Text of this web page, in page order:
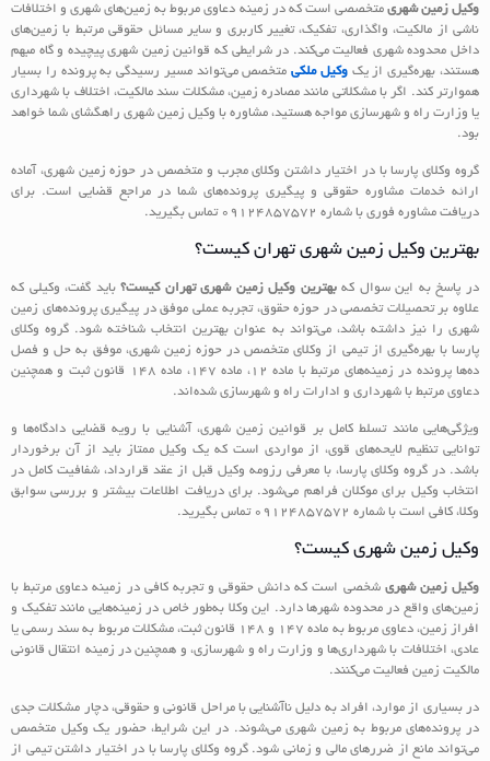
وکیل زمین شهری متخصصی است که در زمینه دعاوی مربوط به زمین‌های شهری و اختلافات
ناشی از مالکیت، واگذاری، تفکیک، تغییر کاربری و سایر مسائل حقوقی مرتبط با زمین‌های
داخل محدوده شهری فعالیت می‌کند. در شرایطی که قوانین زمین شهری پیچیده و گاه مبهم
هستند، بهره‌گیری از یکوکیل ملکیمتخصص می‌تواند مسیر رسیدگی به پرونده را بسیار
هموارتر کند. اگر با مشکلاتی مانند مصادره زمین، مشکلات سند مالکیت، اختلاف با شهرداری
یا وزارت راه و شهرسازی مواجه هستید، مشاوره با وکیل زمین شهری راهگشای شما خواهد
بود.
گروه وکلای پارسا با در اختیار داشتن وکلای مجرب و متخصص در حوزه زمین شهری، آماده
ارائه خدمات مشاوره حقوقی و پیگیری پرونده‌های شما در مراجع قضایی است. برای
دریافت مشاوره فوری با شماره 09124857572 تماس بگیرید.
بهترین وکیل زمین شهری تهران کیست؟
در پاسخ به این سوال کهبهترین وکیل زمین شهری تهران کیست؟باید گفت، وکیلی که
علاوه بر تحصیلات تخصصی در حوزه حقوق، تجربه عملی موفق در پیگیری پرونده‌های زمین
شهری را نیز داشته باشد، می‌تواند به عنوان بهترین انتخاب شناخته شود. گروه وکلای
پارسا با بهره‌گیری از تیمی از وکلای متخصص در حوزه زمین شهری، موفق به حل و فصل
ده‌ها پرونده در زمینه‌های مرتبط با ماده 12، ماده 147، ماده 148 قانون ثبت و همچنین
دعاوی مرتبط با شهرداری و ادارات راه و شهرسازی شده‌اند.
ویژگی‌هایی مانند تسلط کامل بر قوانین زمین شهری، آشنایی با رویه قضایی دادگاه‌ها و
توانایی تنظیم لایحه‌های قوی، از مواردی است که یک وکیل ممتاز باید از آن برخوردار
باشد. در گروه وکلای پارسا، با معرفی رزومه وکیل قبل از عقد قرارداد، شفافیت کامل در
انتخاب وکیل برای موکلان فراهم می‌شود. برای دریافت اطلاعات بیشتر و بررسی سوابق
وکلا، کافی است با شماره 09124857572 تماس بگیرید.
وکیل زمین شهری کیست؟
وکیل زمین شهری شخصی است که دانش حقوقی و تجربه کافی در زمینه دعاوی مرتبط با
زمین‌های واقع در محدوده شهرها دارد. این وکلا به‌طور خاص در زمینه‌هایی مانند تفکیک و
افراز زمین، دعاوی مربوط به ماده 147 و 148 قانون ثبت، مشکلات مربوط به سند رسمی یا
عادی، اختلافات با شهرداری‌ها و وزارت راه و شهرسازی، و همچنین در زمینه انتقال قانونی
مالکیت زمین فعالیت می‌کنند.
در بسیاری از موارد، افراد به دلیل ناآشنایی با مراحل قانونی و حقوقی، دچار مشکلات جدی
در پرونده‌های مربوط به زمین شهری می‌شوند. در این شرایط، حضور یک وکیل متخصص
می‌تواند مانع از ضررهای مالی و زمانی شود. گروه وکلای پارسا با در اختیار داشتن تیمی از